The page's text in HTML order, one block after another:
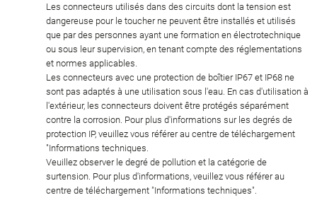
Les connecteurs utilisés dans des circuits dont la tension est
dangereuse pour le toucher ne peuvent être installés et utilisés
que par des personnes ayant une formation en électrotechnique
ou sous leur supervision, en tenant compte des réglementations
et normes applicables.
Les connecteurs avec une protection de boîtier IP67 et IP68 ne
sont pas adaptés à une utilisation sous l'eau. En cas d'utilisation à
l'extérieur, les connecteurs doivent être protégés séparément
contre la corrosion. Pour plus d'informations sur les degrés de
protection IP, veuillez vous référer au centre de téléchargement
"Informations techniques.
Veuillez observer le degré de pollution et la catégorie de
surtension. Pour plus d'informations, veuillez vous référer au
centre de téléchargement "Informations techniques".